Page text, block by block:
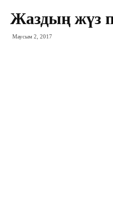
Жаздың жүз
Маусым 2, 2017